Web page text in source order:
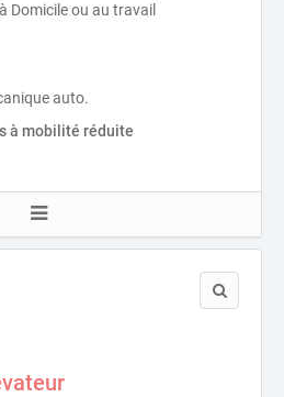
Domicile ou au travail
auto.
à mobilité réduite